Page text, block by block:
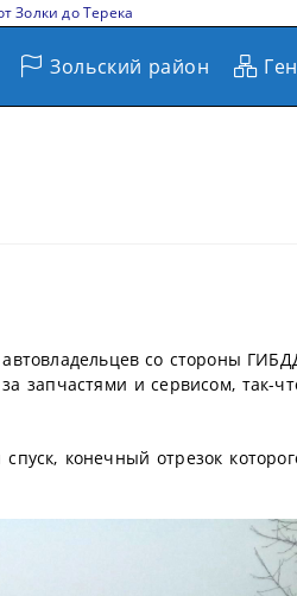
Золки до Терека
Зольский район
со стороны
запчастями и сервисом, так-
конечный отрезок